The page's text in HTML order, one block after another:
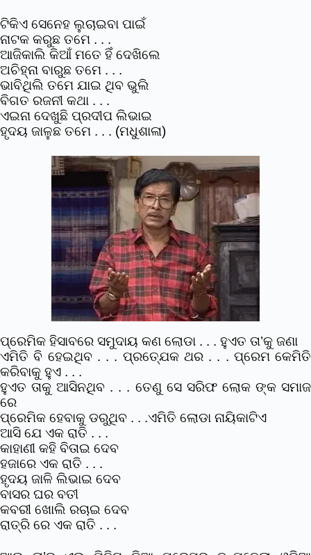
ଟିକିଏ ସେନେହ ଲୁଚାଇବା ପାଇଁ
ନାଟକ କରୁଛ ତମେ . . .
ଆଜିକାଲି କିଆଁ ମତେ ହିଁ ଦେଖିଲେ
ଅଚିହ୍ନା ବାରୁଛ ତମେ . . .
ଭାବିଥିଲି ତମେ ଯାଇ ଥିବ ଭୁଲି
ବିଗତ ରଜନୀ କଥା . . .
ଏଇନା ଦେଖୁଛି ପ୍ରଦୀପ ଲିଭାଇ
ହୃଦୟ ଜାଳୁଛ ତମେ . . . (ମଧୁଶାଳା)
ପ୍ରେମିକ ହିସାବରେ ସମୁଦାୟ କଣ ଲୋଡା . . . ହୁଏତ ତା’କୁ ଜଣା
ଏମିତି ବି ହେଇଥିବ . . . ପ୍ରତ୍ଯେକ ଥର . . . ପ୍ରେମ କେମିତି
କରିବାକୁ ହୁଏ . . .
ହୁଏତ ତାକୁ ଆସିନଥିବ . . . ତେଣୁ ସେ ସରିଫ ଲୋକ ଙ୍କ ସମାଜ
ରେ
ପ୍ରେମିକ ହେବାକୁ ଡରୁଥିବ . . .ଏମିତି ଲୋଡା ନାୟିକାଟିଏ
ଆସି ଯେ ଏକ ରାତି . . .
କାହାଣୀ କହି ବିତାଇ ଦେବ
ହଜାରେ ଏକ ରାତି . . .
ହୃଦୟ ଜାଳି ଲିଭାଇ ଦେବ
ବାସର ଘର ବତୀ
କବରୀ ଖୋଲି ରଚାଇ ଦେବ
ରାତ୍ରି ରେ ଏକ ରାତି . . .